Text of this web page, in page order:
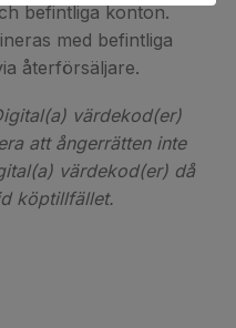
befintliga konton.
med befintliga
återförsäljare.
värdekod(er)
att ångerrätten inte
värdekod(er) då
köptillfället.